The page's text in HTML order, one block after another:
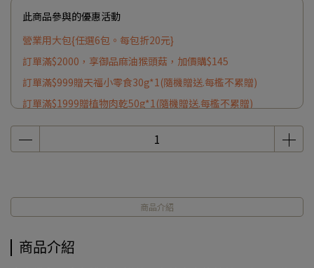
此商品參與的優惠活動
營業用大包{任選6包。每包折20元}
訂單滿$2000，享御品麻油猴頭菇，加價購$145
訂單滿$999贈天福小零食30g*1(隨機贈送.每檻不累贈)
訂單滿$1999贈植物肉乾50g*1(隨機贈送.每檻不累贈)
商品介紹
商品介紹